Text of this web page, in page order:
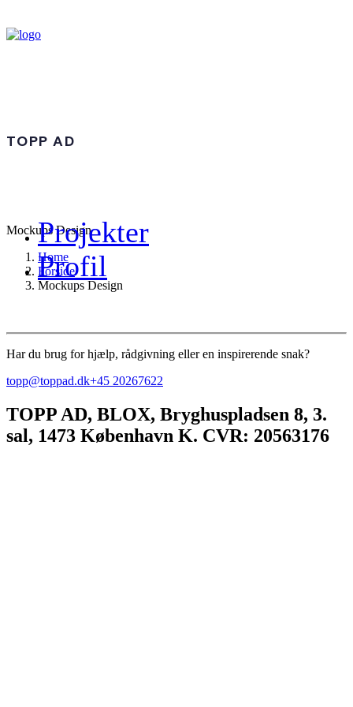
Projekter
Profil
TOPP AD
Mockups Design
Home
Forside
Mockups Design
Har du brug for hjælp, rådgivning eller en inspirerende snak?
topp@toppad.dk+45 20267622
TOPP AD, BLOX, Bryghuspladsen 8, 3.
sal, 1473 København K. CVR: 20563176